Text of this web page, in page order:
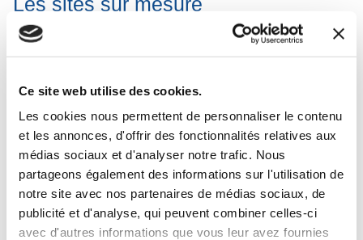
Ce site web utilise des cookies.
Les cookies nous permettent de personnaliser le contenu
et les annonces, d'offrir des fonctionnalités relatives aux
médias sociaux et d'analyser notre trafic. Nous
partageons également des informations sur l'utilisation de
notre site avec nos partenaires de médias sociaux, de
publicité et d'analyse, qui peuvent combiner celles-ci
avec d'autres informations que vous leur avez fournies
Les sites sur mesure sont créés spécifiquement pour
Contrairement aux CMS populaires et aux constructeurs
termes de conception, de fonctionnalités et de